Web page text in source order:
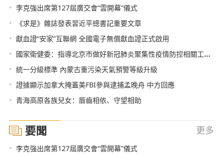
• 李克強出席第127屆廣交會“雲開幕”儀式
• 《求是》雜誌發表習近平總書記重要文章
• 獻血證“安家”互聯網 全國電子無償獻血證正式啟用
• 國家衛健委：指導北京市做好新冠肺炎聚集性疫情防控相關工作 將疫情扼殺于成災之前
• 統一分級標準 內蒙古重污染天氣預警等級升級
• 證據顯示加拿大掩蓋美FBI參與逮捕孟晚舟 中方回應
• 青海高原各族兒女：唇齒相依、守望相助
要聞 更多
• 李克強出席第127屆廣交會“雲開幕”儀式